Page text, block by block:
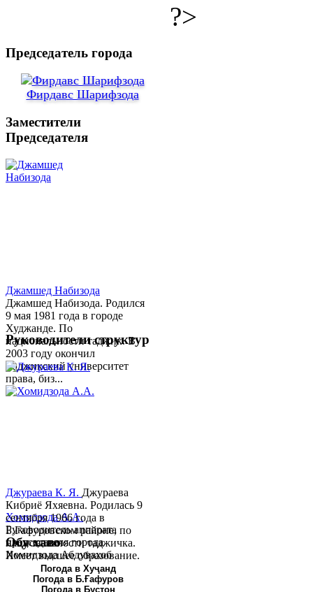
?>
Председатель города
Фирдавс Шарифзода
Заместители
Председателя
Джамшед Набизода
Джамшед Набизода. Родился
9 мая 1981 года в городе
Худжанде. По
национальности таджик. В
2003 году окончил
Таджикский университет
права, биз...
Хомидзода А.А.
Руководитель аппарата
председателя города
Хомидзода Абдувахоб
Абдумаджид родился 8
июня 1978 года в городе
Руководители структур
Джураева К. Я. Джураева
Кибриё Яхяевна. Родилась 9
сентября 1966 года в
Б.Гафуровском районе, по
национальности таджичка.
Имеет высшее образование.
В 1997 ...
Обу хаво
Погода в Хуҷанд
Погода в Б.Ғафуров
Погода в Бустон